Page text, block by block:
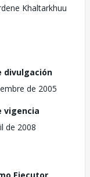
Khaltarkhuu
divulgación
de 2005
vigencia
de 2008
Ejecutor